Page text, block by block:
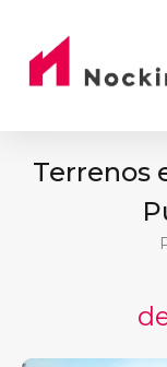
Terrenos